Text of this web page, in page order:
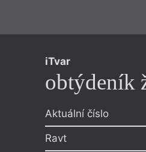
iTvar
obtýdeník
Aktuální číslo
Ravt